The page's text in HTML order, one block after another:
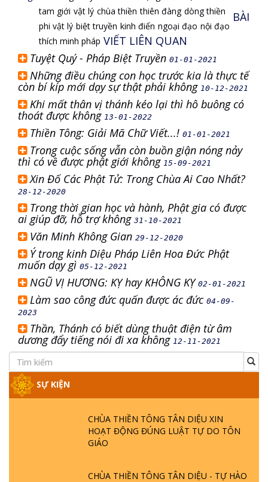
tam giới vật lý chùa thiền thiên đàng dòng thiền
phi vật lý biệt truyền kinh điển ngoại đạo nội đạo
thích minh pháp
BÀI
VIẾT LIÊN QUAN
Tuyệt Quý - Pháp Biệt Truyền 01-01-2021
Những điều chúng con học trước kia là thực tế
còn bí kíp mới dạy sự thật phải không 10-12-2021
Khi mất thân vị thánh kéo lại thì hô buông có
thoát được không 13-01-2022
Thiền Tông: Giải Mã Chữ Viết...! 01-01-2021
Trong cuộc sống vẫn còn buồn giận nóng nảy
thì có về được phật giới không 15-09-2021
Xin Đố Các Phật Tử: Trong Chùa Ai Cao Nhất?
28-12-2020
Trong thời gian học và hành, Phật gia có được
ai giúp đỡ, hỗ trợ không 31-10-2021
Văn Minh Không Gian 29-12-2020
Ý trong kinh Diệu Pháp Liên Hoa Đức Phật
muốn dạy gì 05-12-2021
NGŨ VỊ HƯƠNG: KỴ hay KHÔNG KỴ 02-01-2021
Làm sao công đức quấn được ác đức 04-09-
2023
Thần, Thánh có biết dùng thuật điện từ âm
dương đẩy tiếng nói đi xa không 12-11-2021
SỰ KIỆN
CHÙA THIỀN TÔNG TÂN DIỆU XIN
HOẠT ĐỘNG ĐÚNG LUẬT TỰ DO TÔN
GIÁO
CHÙA THIỀN TÔNG TÂN DIỆU - TỰ HÀO